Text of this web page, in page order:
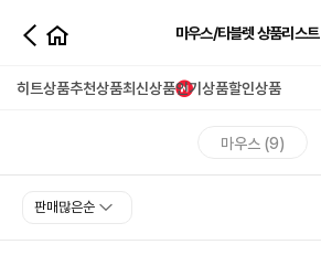
마우스/타블렛 상품리스트
히트상품추천상품최신상품인기상품할인상품
마우스 (9)